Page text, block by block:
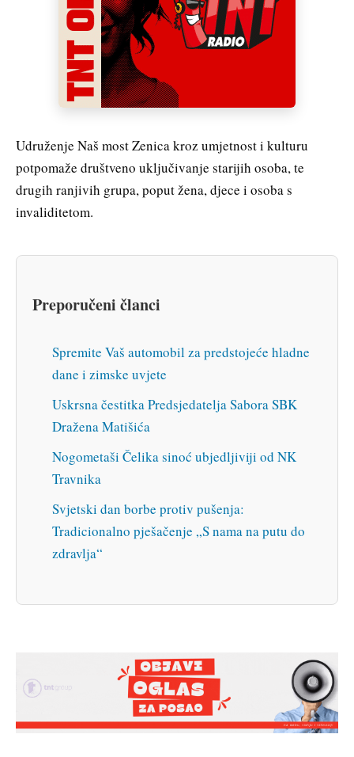
Udruženje Naš most Zenica kroz umjetnost i kulturu
potpomaže društveno uključivanje starijih osoba, te
drugih ranjivih grupa, poput žena, djece i osoba s
invaliditetom.
Preporučeni članci
Spremite Vaš automobil za predstojeće hladne
dane i zimske uvjete
Uskrsna čestitka Predsjedatelja Sabora SBK
Dražena Matišića
Nogometaši Čelika sinoć ubjedljiviji od NK
Travnika
Svjetski dan borbe protiv pušenja:
Tradicionalno pješačenje „S nama na putu do
zdravlja“